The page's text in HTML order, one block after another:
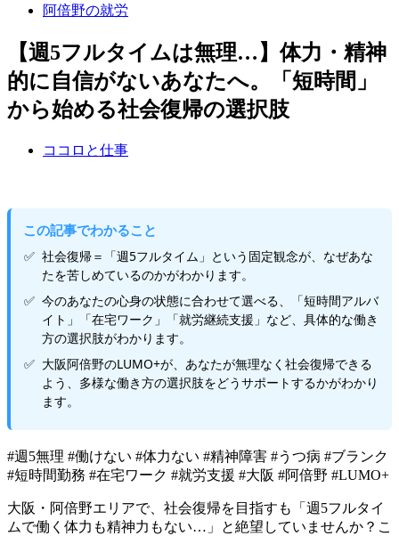
阿倍野の就労
【週5フルタイムは無理…】体力・精神
的に自信がないあなたへ。「短時間」
から始める社会復帰の選択肢
ココロと仕事
この記事でわかること
社会復帰＝「週5フルタイム」という固定観念が、なぜあな
たを苦しめているのかがわかります。
今のあなたの心身の状態に合わせて選べる、「短時間アルバ
イト」「在宅ワーク」「就労継続支援」など、具体的な働き
方の選択肢がわかります。
大阪阿倍野のLUMO+が、あなたが無理なく社会復帰できる
よう、多様な働き方の選択肢をどうサポートするかがわかり
ます。
#週5無理 #働けない #体力ない #精神障害 #うつ病 #ブランク
#短時間勤務 #在宅ワーク #就労支援 #大阪 #阿倍野 #LUMO+
大阪・阿倍野エリアで、社会復帰を目指すも「週5フルタイ
ムで働く体力も精神力もない…」と絶望していませんか？こ